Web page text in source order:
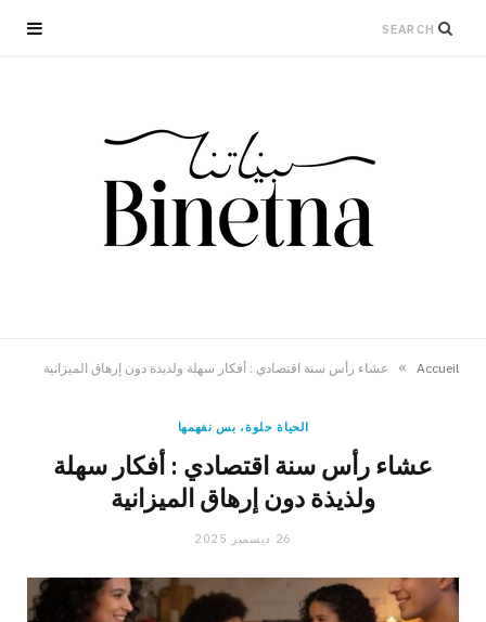
Accueil
» عشاء رأس سنة اقتصادي : أفكار سهلة ولذيذة دون إرهاق الميزانية
الحياة حلوة، بس نفهمها
عشاء رأس سنة اقتصادي : أفكار سهلة
ولذيذة دون إرهاق الميزانية
26 ديسمبر 2025